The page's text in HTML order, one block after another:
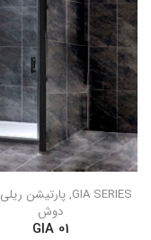
GIA SERIES
,پارتیشن ریلی
دوش
GIA 01